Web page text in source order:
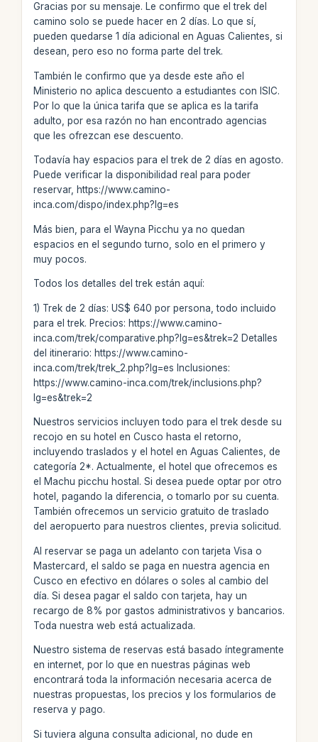
Gracias por su mensaje. Le confirmo que el trek del
camino solo se puede hacer en 2 días. Lo que sí,
pueden quedarse 1 día adicional en Aguas Calientes, si
desean, pero eso no forma parte del trek.
También le confirmo que ya desde este año el
Ministerio no aplica descuento a estudiantes con ISIC.
Por lo que la única tarifa que se aplica es la tarifa
adulto, por esa razón no han encontrado agencias
que les ofrezcan ese descuento.
Todavía hay espacios para el trek de 2 días en agosto.
Puede verificar la disponibilidad real para poder
reservar, https://www.camino-
inca.com/dispo/index.php?lg=es
Más bien, para el Wayna Picchu ya no quedan
espacios en el segundo turno, solo en el primero y
muy pocos.
Todos los detalles del trek están aquí:
1) Trek de 2 días: US$ 640 por persona, todo incluido
para el trek. Precios: https://www.camino-
inca.com/trek/comparative.php?lg=es&trek=2 Detalles
del itinerario: https://www.camino-
inca.com/trek/trek_2.php?lg=es Inclusiones:
https://www.camino-inca.com/trek/inclusions.php?
lg=es&trek=2
Nuestros servicios incluyen todo para el trek desde su
recojo en su hotel en Cusco hasta el retorno,
incluyendo traslados y el hotel en Aguas Calientes, de
categoría 2*. Actualmente, el hotel que ofrecemos es
el Machu picchu hostal. Si desea puede optar por otro
hotel, pagando la diferencia, o tomarlo por su cuenta.
También ofrecemos un servicio gratuito de traslado
del aeropuerto para nuestros clientes, previa solicitud.
Al reservar se paga un adelanto con tarjeta Visa o
Mastercard, el saldo se paga en nuestra agencia en
Cusco en efectivo en dólares o soles al cambio del
día. Si desea pagar el saldo con tarjeta, hay un
recargo de 8% por gastos administrativos y bancarios.
Toda nuestra web está actualizada.
Nuestro sistema de reservas está basado íntegramente
en internet, por lo que en nuestras páginas web
encontrará toda la información necesaria acerca de
nuestras propuestas, los precios y los formularios de
reserva y pago.
Si tuviera alguna consulta adicional, no dude en